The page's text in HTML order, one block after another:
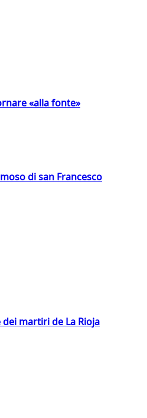
«alla fonte»
di san Francesco
martiri de La Rioja